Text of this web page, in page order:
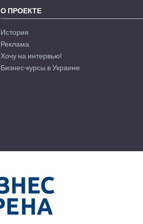
О ПРОЕКТЕ
История
Реклама
Хочу на интервью!
Бизнес-курсы в Украине